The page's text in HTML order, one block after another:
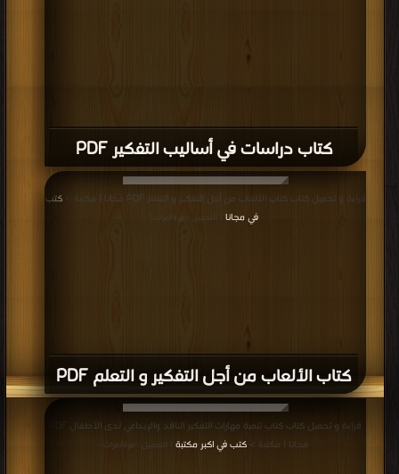
كتاب دراسات في أساليب التفكير PDF
كتاب الألعاب من أجل التفكير و التعلم PDF
قراءة و تحميل كتاب كتاب الألعاب من أجل التفكير و التعلم PDF مجانا | مكتبة >
كتب
في مجانا | التحميل : مرة/مرات
مجانا | مكتبة >كتب في اكبر مكتبة | التحميل : مرة/مرات